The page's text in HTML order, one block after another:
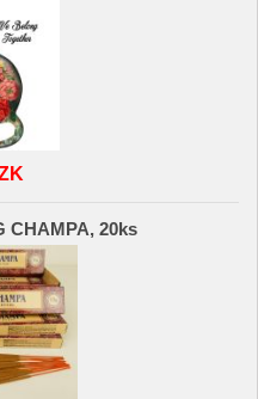
CHAMPA, 20ks